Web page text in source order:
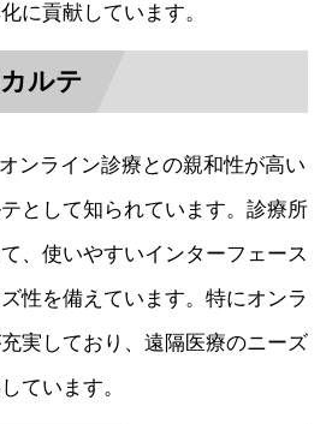
に貢献しています。
ルテ
ンライン診療との親和性が高い
として知られています。診療所
、使いやすいインターフェース
性を備えています。特にオンラ
実しており、遠隔医療のニーズ
ています。